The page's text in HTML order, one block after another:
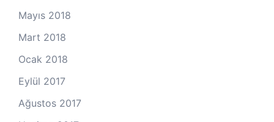
Mayıs 2018
Mart 2018
Ocak 2018
Eylül 2017
Ağustos 2017